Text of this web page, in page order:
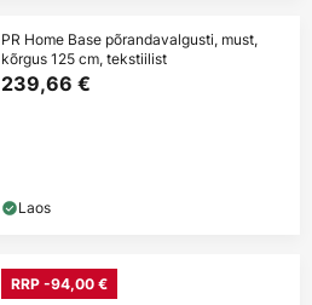
PR Home Base põrandavalgusti, must,
kõrgus 125 cm, tekstiilist
239,66 €
Laos
RRP -94,00 €